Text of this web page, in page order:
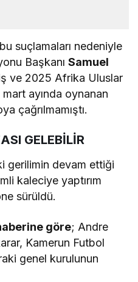
suçlamaları nedeniyle
BaşkanıSamuel
ve 2025 Afrika Uluslar
ayında oynanan
çağrılmamıştı.
GELEBİLİR
gerilimin devam ettiği
kaleciye yaptırım
sürüldü.
göre; Andre
Kamerun Futbol
genel kurulunun